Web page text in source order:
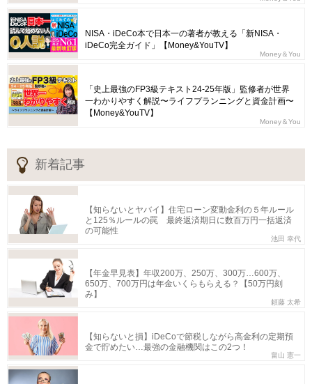
NISA・iDeCo本で日本一の著者が教える「新NISA・
iDeCo完全ガイド」【Money&YouTV】
Money＆You
「史上最強のFP3級テキスト24-25年版」監修者が世界
一わかりやすく解説〜ライフプランニングと資金計画〜
【Money&YouTV】
Money＆You
新着記事
【知らないとヤバイ】住宅ローン変動金利の５年ルール
と125％ルールの罠 最終返済期日に数百万円一括返済
の可能性
池田 幸代
【年金早見表】年収200万、250万、300万…600万、
650万、700万円は年金いくらもらえる？【50万円刻
み】
頼藤 太希
【知らないと損】iDeCoで節税しながら高金利の定期預
金で貯めたい…最強の金融機関はこの2つ！
畠山 憲一